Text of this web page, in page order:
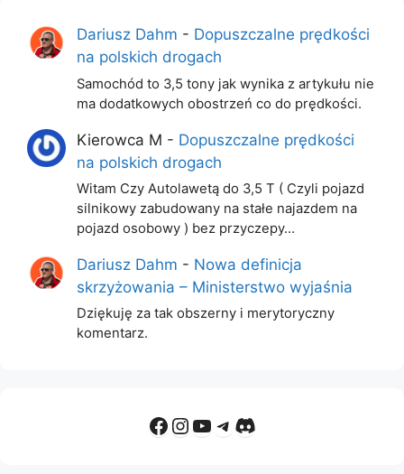
Dariusz Dahm - Dopuszczalne prędkości
na polskich drogach
Samochód to 3,5 tony jak wynika z artykułu nie
ma dodatkowych obostrzeń co do prędkości.
Kierowca M - Dopuszczalne prędkości
na polskich drogach
Witam Czy Autolawetą do 3,5 T ( Czyli pojazd
silnikowy zabudowany na stałe najazdem na
pojazd osobowy ) bez przyczepy…
Dariusz Dahm - Nowa definicja
skrzyżowania – Ministerstwo wyjaśnia
Dziękuję za tak obszerny i merytoryczny
komentarz.
Facebook
Instagram
YouTube
Telegram
Discord